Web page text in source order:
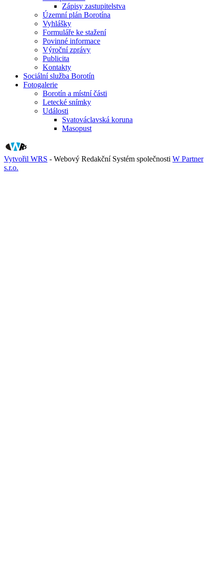
Zápisy zastupitelstva
Územní plán Borotína
Vyhlášky
Formuláře ke stažení
Povinné informace
Výroční zprávy
Publicita
Kontakty
Sociální služba Borotín
Fotogalerie
Borotín a místní části
Letecké snímky
Události
Svatováclavská koruna
Masopust
Vytvořil WRS - Webový Redakční Systém společnosti W Partner
s.r.o.